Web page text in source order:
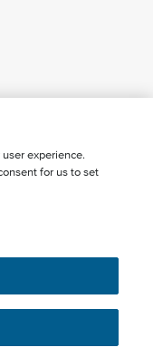
al boletín
Inc., A nonprofit
experience.
for us to set